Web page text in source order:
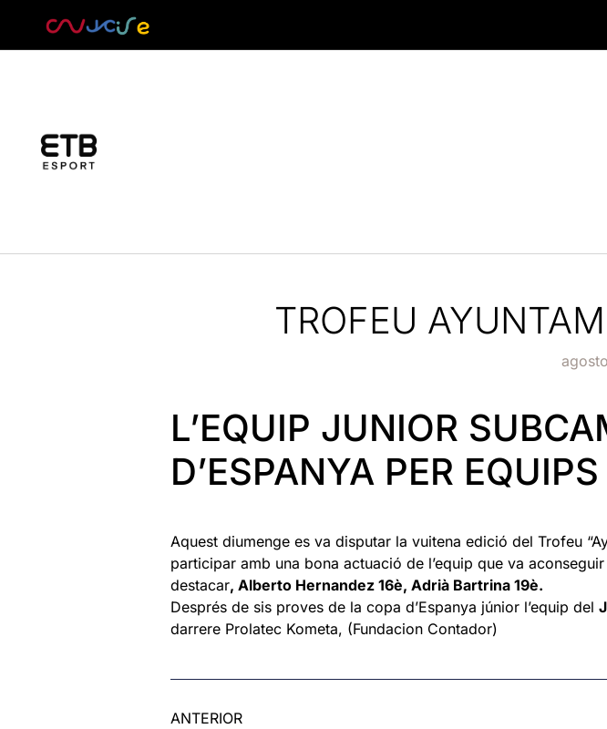
TROFEU
L’EQUIP JUNIOR
D’ESPANYA PER EQUIPS
Aquest diumenge es va disputar la vuitena edició del Trofeu
participar amb una bona actuació de l’equip que va
destacar, Alberto Hernandez 16è, Adrià Bartrina 19è.
Després de sis proves de la copa d’Espanya júnior l’equip del
darrere Prolatec Kometa, (Fundacion Contador)
ANTERIOR